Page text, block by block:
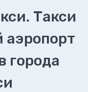
Такси
аэропорт
города